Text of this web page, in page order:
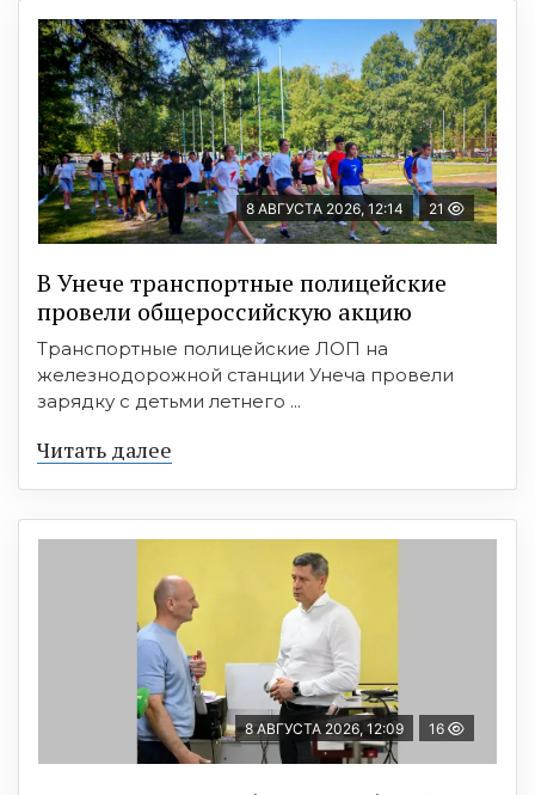
8 АВГУСТА 2026, 12:14 21
В Унече транспортные полицейские
провели общероссийскую акцию
Транспортные полицейские ЛОП на
железнодорожной станции Унеча провели
зарядку с детьми летнего ...
Читать далее
8 АВГУСТА 2026, 12:09 16